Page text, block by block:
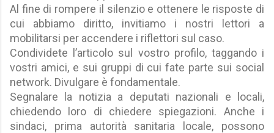
Al fine di rompere il silenzio e ottenere le risposte di
cui abbiamo diritto, invitiamo i nostri lettori a
mobilitarsi per accendere i riflettori sul caso.
Condividete l’articolo sul vostro profilo, taggando i
vostri amici, e sui gruppi di cui fate parte sui social
network. Divulgare è fondamentale.
Segnalare la notizia a deputati nazionali e locali,
chiedendo loro di chiedere spiegazioni. Anche i
sindaci, prima autorità sanitaria locale, possono